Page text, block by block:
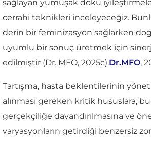
sağlayan yumuşak doku
cerrahi teknikleri inceleyeceğiz.
derin bir feminizasyon sağlarken
uyumlu bir sonuç üretmek için
edilmiştir (Dr. MFO, 2025c).Dr.MFO,
Tartışma, hasta beklentilerinin
alınması gereken kritik hususlara,
gerçekçiliğe dayandırılmasına ve
varyasyonların getirdiği benzersiz